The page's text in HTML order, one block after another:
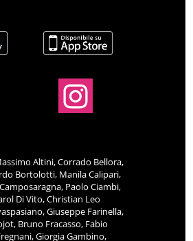
Altini, Corrado Bellora,
Bortolotti, Manila Calipari,
Paolo Ciambi,
Di Vito, Christian Leo
Giuseppe Farinella,
Bruno Fracasso, Fabio
Giorgia Gambino,